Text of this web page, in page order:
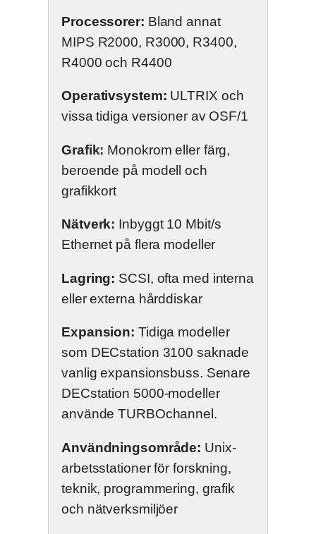
Processorer: Bland annat
MIPS R2000, R3000, R3400,
R4000 och R4400
Operativsystem: ULTRIX och
vissa tidiga versioner av OSF/1
Grafik: Monokrom eller färg,
beroende på modell och
grafikkort
Nätverk: Inbyggt 10 Mbit/s
Ethernet på flera modeller
Lagring: SCSI, ofta med interna
eller externa hårddiskar
Expansion: Tidiga modeller
som DECstation 3100 saknade
vanlig expansionsbuss. Senare
DECstation 5000-modeller
använde TURBOchannel.
Användningsområde: Unix-
arbetsstationer för forskning,
teknik, programmering, grafik
och nätverksmiljöer